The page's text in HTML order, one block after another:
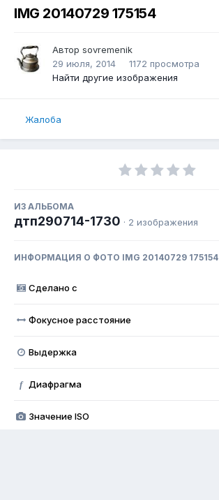
IMG 20140729 175154
Автор sovremenik
29 июля, 2014
1172 просмотра
Найти другие изображения
Жалоба
ИЗ АЛЬБОМА
дтп290714-1730 · 2 изображения
ИНФОРМАЦИЯ О ФОТО IMG 20140729 175154
Сделано с
Фокусное расстояние
Выдержка
f Диафрагма
Значение ISO